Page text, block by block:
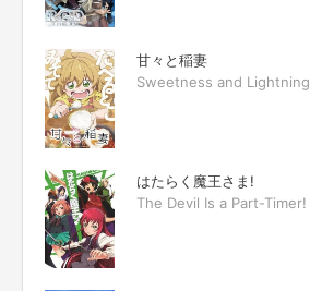
甘々と稲妻
Sweetness and Lightning
はたらく魔王さま!
The Devil Is a Part-Timer!